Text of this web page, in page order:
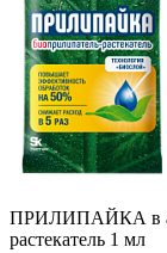
ПРИЛИПАЙКА в
растекатель 1 мл